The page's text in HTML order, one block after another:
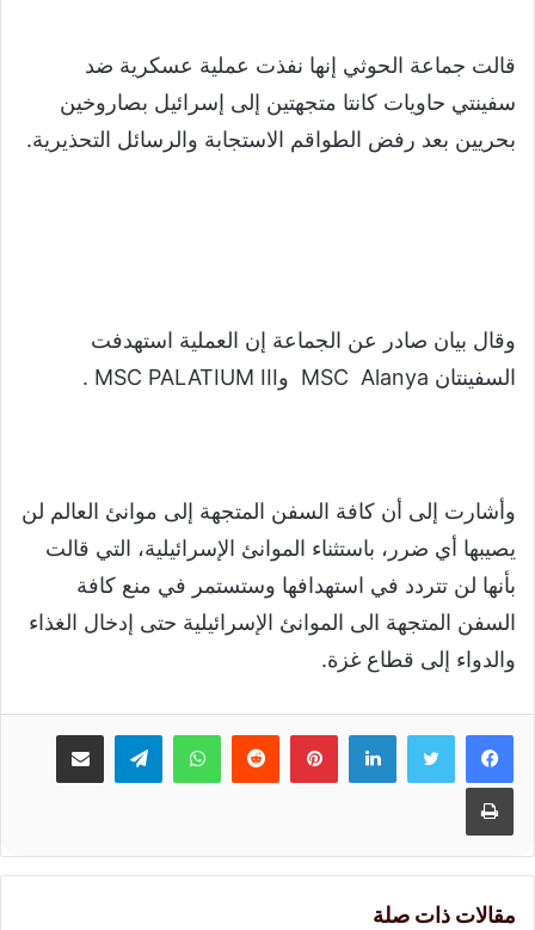
قالت جماعة الحوثي إنها نفذت عملية عسكرية ضد
سفينتي حاويات كانتا متجهتين إلى إسرائيل بصاروخين
بحريين بعد رفض الطواقم الاستجابة والرسائل التحذيرية.
وقال بيان صادر عن الجماعة إن العملية استهدفت
السفينتان MSC Alanya وMSC PALATIUM III .
وأشارت إلى أن كافة السفن المتجهة إلى موانئ العالم لن
يصيبها أي ضرر، باستثناء الموانئ الإسرائيلية، التي قالت
بأنها لن تتردد في استهدافها وستستمر في منع كافة
السفن المتجهة الى الموانئ الإسرائيلية حتى إدخال الغذاء
والدواء إلى قطاع غزة.
لينكدإنبينتيريست واتسابتيلقرام مشاركة عبر البريد
طباعة
مقالات ذات صلة